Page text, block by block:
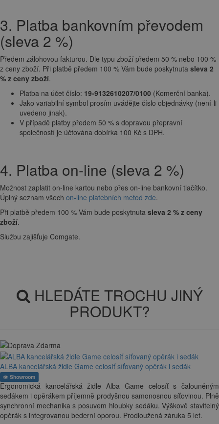
3. Platba bankovním převodem
(sleva 2 %)
Předem zálohovou fakturou. Dle typu zboží předem 50 % nebo 100 %
z ceny zboží. Při platbě předem 100 % Vám bude poskytnuta sleva 2
% z ceny zboží.
Platba na účet číslo: 19-9132610207/0100 (Komerční banka).
Jako variabilní symbol prosím uvádějte číslo objednávky (není-li
uvedeno jinak).
V případě platby předem 50 % s dopravou přepravní
společností je účtována dobírka 100 Kč s DPH.
4. Platba on-line (sleva 2 %)
Možnost zaplatit on-line kartou nebo přes on-line bankovní tlačítko.
Úplný seznam všech on-line platebních metod zde.
Při platbě předem 100 % Vám bude poskytnuta sleva 2 % z ceny
zboží.
Službu zajišťuje Comgate.
HLEDÁTE TROCHU JINÝ
PRODUKT?
ALBA kancelářská židle Game celosíť síťovaný opěrák i sedák
Showroom
Ergonomická kancelářská židle Alba Game celosíť s čalouněným
sedákem i opěrákem příjemně prodyšnou samonosnou síťovinou. Plně
synchronní mechanika s posuvem hloubky sedáku. Výškově stavitelný
opěrák s integrovanou bederní oporou. Prodloužená záruka 5 let.